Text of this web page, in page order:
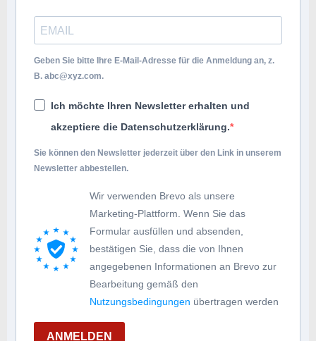
Geben Sie bitte Ihre E-Mail-Adresse für die Anmeldung an, z.
B. abc@xyz.com.
Ich möchte Ihren Newsletter erhalten und
akzeptiere die Datenschutzerklärung.
Sie können den Newsletter jederzeit über den Link in unserem
Newsletter abbestellen.
Wir verwenden Brevo als unsere
Marketing-Plattform. Wenn Sie das
Formular ausfüllen und absenden,
bestätigen Sie, dass die von Ihnen
angegebenen Informationen an Brevo zur
Bearbeitung gemäß den
Nutzungsbedingungen übertragen werden
ANMELDEN